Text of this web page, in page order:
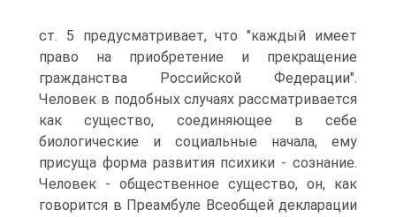
ст. 5 предусматривает, что "каждый имеет
право на приобретение и прекращение
гражданства Российской Федерации".
Человек в подобных случаях рассматривается
как существо, соединяющее в себе
биологические и социальные начала, ему
присуща форма развития психики - сознание.
Человек - общественное существо, он, как
говорится в Преамбуле Всеобщей декларации